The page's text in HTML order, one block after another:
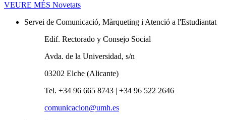
VEURE MÉS Novetats
Servei de Comunicació, Màrqueting i Atenció a l'Estudiantat
Edif. Rectorado y Consejo Social
Avda. de la Universidad, s/n
03202 Elche (Alicante)
Tel. +34 96 665 8743 | +34 96 522 2646
comunicacion@umh.es